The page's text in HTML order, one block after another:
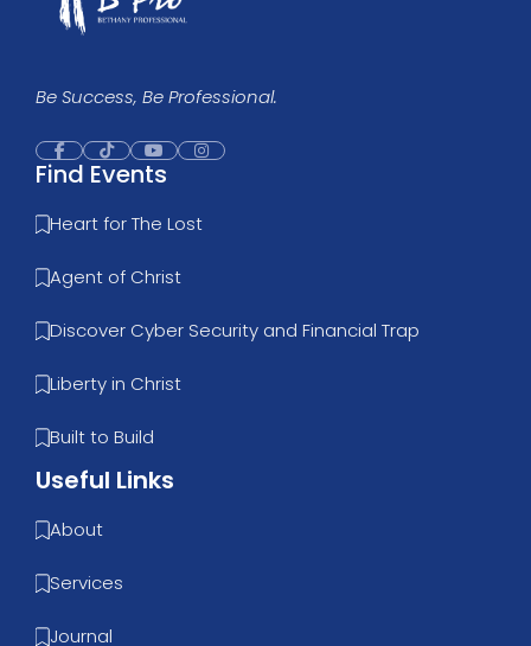
Be Success, Be Professional.
Find Events
Heart for The Lost
Agent of Christ
Discover Cyber Security and Financial Trap
Liberty in Christ
Built to Build
Useful Links
About
Services
Journal